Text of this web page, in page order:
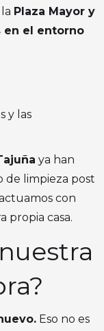
Plaza Mayor y
en el entorno
y las
ya han
de limpieza post
con
propia casa.
Eso no es